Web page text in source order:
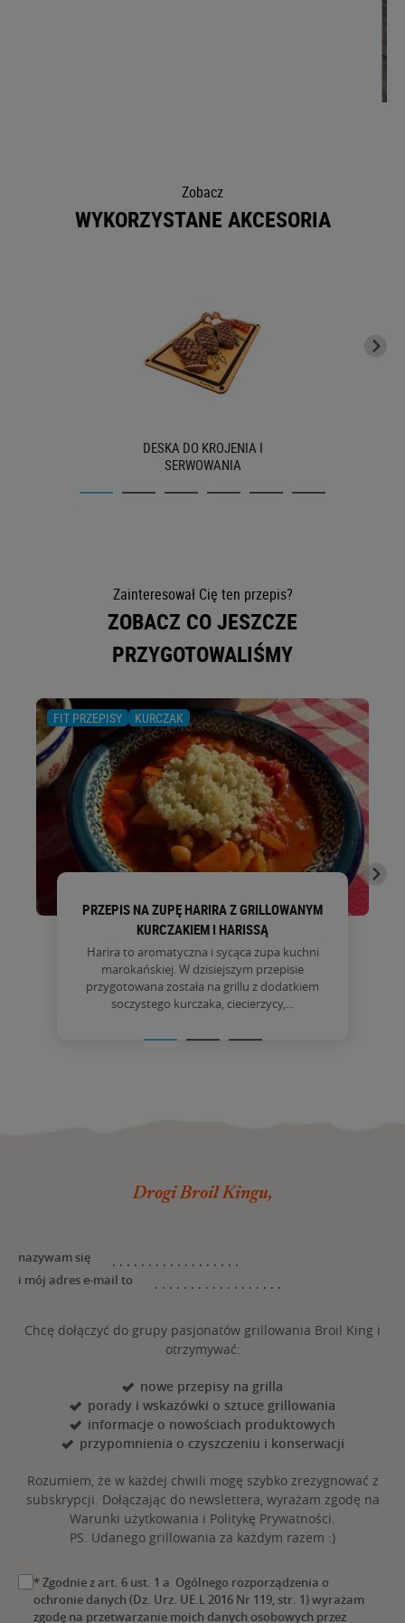
Zobacz
WYKORZYSTANE AKCESORIA
DESKA DO KROJENIA I
SERWOWANIA
Zainteresował Cię ten przepis?
ZOBACZ CO JESZCZE
PRZYGOTOWALIŚMY
FIT PRZEPISY KURCZAK
PRZEPIS NA ZUPĘ HARIRA Z GRILLOWANYM
KURCZAKIEM I HARISSĄ
Harira to aromatyczna i sycąca zupa kuchni
marokańskiej. W dzisiejszym przepisie
przygotowana została na grillu z dodatkiem
soczystego kurczaka, ciecierzycy,...
Drogi Broil Kingu,
nazywam się
i mój adres e-mail to
Chcę dołączyć do grupy pasjonatów grillowania Broil King i
otrzymywać:
nowe przepisy na grilla
porady i wskazówki o sztuce grillowania
informacje o nowościach produktowych
przypomnienia o czyszczeniu i konserwacji
Rozumiem, że w każdej chwili mogę szybko zrezygnować z
subskrypcji. Dołączając do newslettera, wyrażam zgodę na
Warunki użytkowania i Politykę Prywatności.
PS. Udanego grillowania za każdym razem :)
* Zgodnie z art. 6 ust. 1 a Ogólnego rozporządzenia o
ochronie danych (Dz. Urz. UE.L 2016 Nr 119, str. 1) wyrażam
zgodę na przetwarzanie moich danych osobowych przez